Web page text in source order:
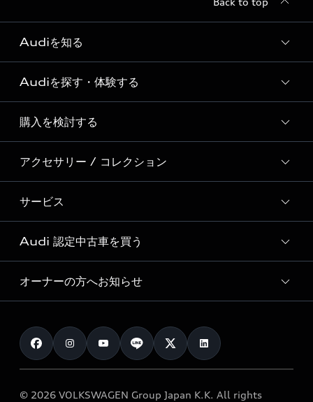
Audiを知る
Audi ブランド
Story of Progress
Audi Sport
Formula 1®
デジタルサービス
Audiを探す・体験する
ディーラー検索
新車在庫検索
試乗車・展示車検索
見積り依頼
試乗予約
購入を検討する
モデル一覧
特別仕様モデル / 限定モデル
e-tronラインアップ
価格シミュレーション
車両比較
カタログ一覧
アクセサリー / コレクション
純正アクセサリー
オンラインショップ
Audi collection
アウディナビアプリ
サービス
サービス入庫予約
サービスプログラム
メンテナンス
車検 / 定期点検
e-tronアフターサポート
Audi 認定中古車を買う
Audi認定中古車
クオリティ
保証
メンテナンス
オーナーの方へお知らせ
お知らせ
オーナー様向けキャンペーン
© 2026 VOLKSWAGEN Group Japan K.K. All rights